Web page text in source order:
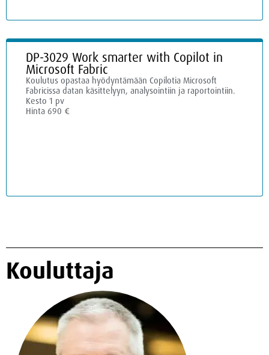
DP-3029 Work smarter with Copilot in
Microsoft Fabric
Koulutus opastaa hyödyntämään Copilotia Microsoft
Fabricissa datan käsittelyyn, analysointiin ja raportointiin.
Kesto 1 pv
Hinta 690 €
Kouluttaja